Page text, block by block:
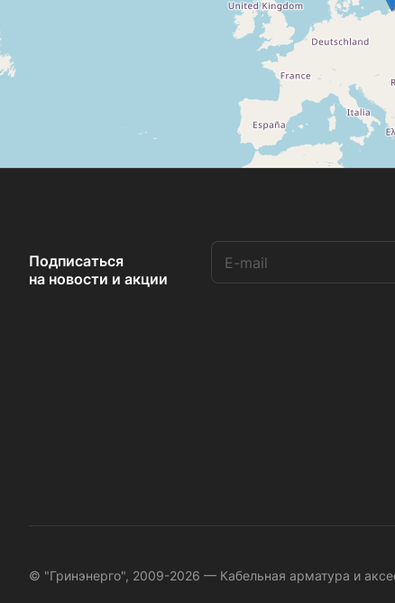
Подписаться
на новости и акции
© "Гринэнерго", 2009-2026 — Кабельная арматура и